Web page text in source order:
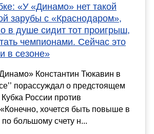
«У «Динамо» нет такой
зарубы с «Краснодаром»,
в душе сидит тот проигрыш,
чемпионами. Сейчас это
в сезоне»
Константин Тюкавин в
порассуждал о предстоящем
России против
хочется быть повыше в
большому счету н...